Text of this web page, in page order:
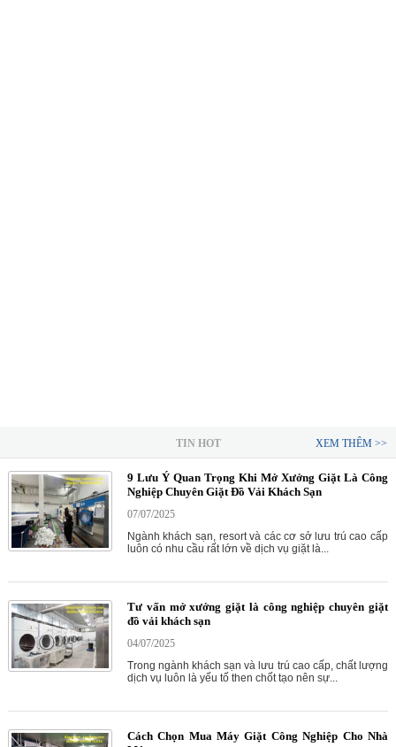
TIN HOT XEM THÊM >>
9 Lưu Ý Quan Trọng Khi Mở Xưởng Giặt Là Công
Nghiệp Chuyên Giặt Đồ Vải Khách Sạn
07/07/2025
Ngành khách sạn, resort và các cơ sở lưu trú cao cấp
luôn có nhu cầu rất lớn về dịch vụ giặt là...
Tư vấn mở xưởng giặt là công nghiệp chuyên giặt
đồ vải khách sạn
04/07/2025
Trong ngành khách sạn và lưu trú cao cấp, chất lượng
dịch vụ luôn là yếu tố then chốt tạo nên sự...
Cách Chọn Mua Máy Giặt Công Nghiệp Cho Nhà